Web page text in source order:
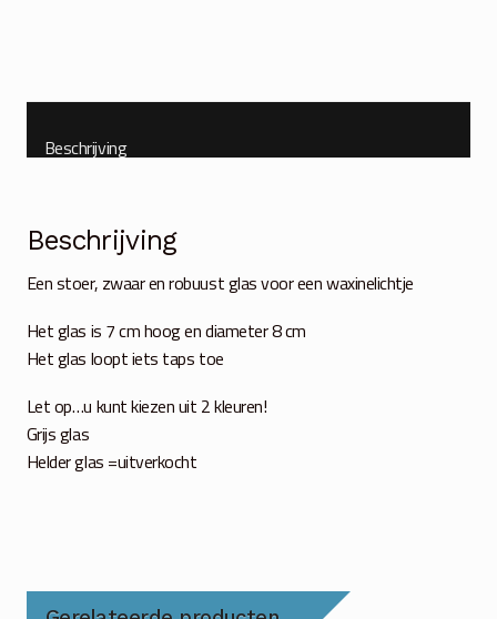
Beschrijving
Beschrijving
Een stoer, zwaar en robuust glas voor een waxinelichtje
Het glas is 7 cm hoog en diameter 8 cm
Het glas loopt iets taps toe
Let op…u kunt kiezen uit 2 kleuren!
Grijs glas
Helder glas =uitverkocht